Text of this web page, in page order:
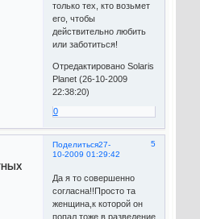
только тех, кто возьмет
его, чтобы
действительно любить
или заботиться!
Отредактировано Solaris
Planet (26-10-2009
22:38:20)
0
Поделиться 5
27-
10-2009 01:29:42
Да я то совершенно
согласна!!Просто та
женщина,к которой он
попал,тоже в разведение